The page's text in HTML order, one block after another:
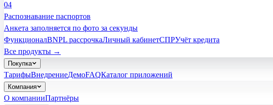
04
Распознавание паспортов
Анкета заполняется по фото за секунды
ФункционалBNPL рассрочкаЛичный кабинетСПРУчёт кредита
Все продукты →
Покупка
ТарифыВнедрениеДемоFAQКаталог приложений
Компания
О компанииПартнёры